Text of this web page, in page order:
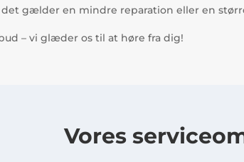
gælder en mindre reparation eller en
– vi glæder os til at høre fra dig!
Vores